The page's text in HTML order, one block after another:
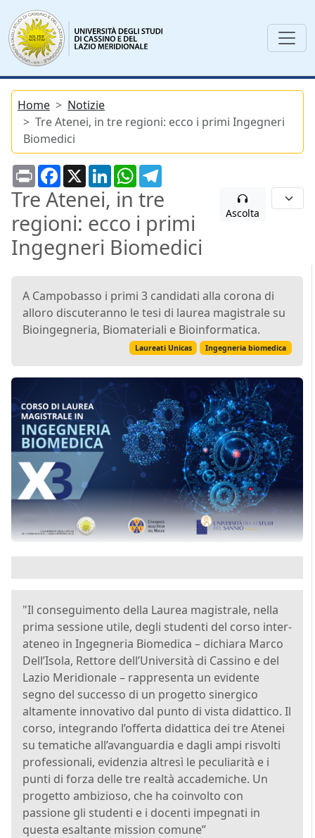
Home
Notizie
Tre Atenei, in tre regioni: ecco i primi Ingegneri
Biomedici
PrintFacebook
X LinkedInWhatsApp
Tre Atenei, in tre
regioni: ecco i primi
Ingegneri Biomedici
Ascolta
A Campobasso i primi 3 candidati alla corona di
alloro discuteranno le tesi di laurea magistrale su
Bioingegneria, Biomateriali e Bioinformatica.
Laureati Unicas Ingegneria biomedica
"Il conseguimento della Laurea magistrale, nella
prima sessione utile, degli studenti del corso inter-
ateneo in Ingegneria Biomedica – dichiara Marco
Dell’Isola, Rettore dell’Università di Cassino e del
Lazio Meridionale – rappresenta un evidente
segno del successo di un progetto sinergico
altamente innovativo dal punto di vista didattico. Il
corso, integrando l’offerta didattica dei tre Atenei
su tematiche all’avanguardia e dagli ampi risvolti
professionali, evidenzia altresì le peculiarità e i
punti di forza delle tre realtà accademiche. Un
progetto ambizioso, che ha coinvolto con
passione gli studenti e i docenti impegnati in
questa esaltante mission comune”